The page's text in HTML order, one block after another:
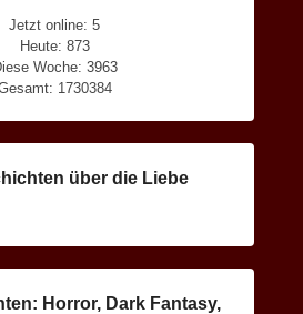
Jetzt online: 5
Heute: 873
Woche: 3963
1730384
über die Liebe
Horror, Dark Fantasy,